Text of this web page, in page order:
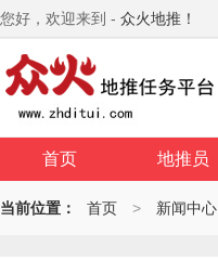
您好，欢迎来到 - 众火地推！
首页 地推员
当前位置： 首页 > 新闻中心